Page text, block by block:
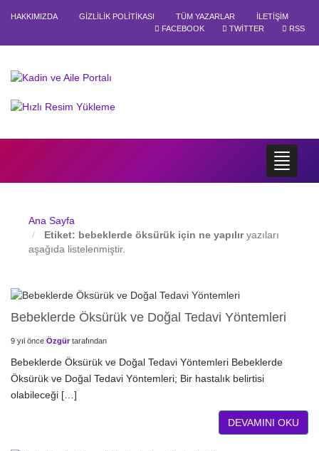
HAKKIMIZDA GIZLILIK POLITIKASI TÜM YAZARLAR
İLETIŞIM
FACEBOOK
TWITTER RSS
Ana Sayfa
Etiket: bebeklerde öksürük için ne yapılıryazıları
aşağıda listelenmiştir.
Bebeklerde Öksürük ve Doğal Tedavi Yöntemleri
9 yıl önce Özgürtarafından
Bebeklerde Öksürük ve Doğal Tedavi Yöntemleri Bebeklerde
Öksürük ve Doğal Tedavi Yöntemleri; Bir hastalık belirtisi
olabileceği […]
DEVAMINI OKU